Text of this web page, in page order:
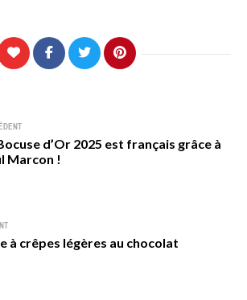
d’Or 2025 est français grâce à
Marcon !
à crêpes légères au chocolat